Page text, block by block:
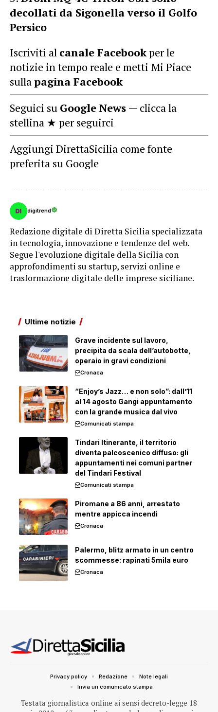
decollati da Sigonella verso il Golfo
Persico
Iscriviti al canale Facebookper le
notizie in tempo reale e metti Mi Piace
sullapagina Facebook
Seguici su Google News — clicca la
stellina ★ per seguirci
Aggiungi DirettaSicilia come fonte
preferita su Google
digitrend
Redazione digitale di Diretta Sicilia specializzata
in tecnologia, innovazione e tendenze del web.
Segue l'evoluzione digitale della Sicilia con
approfondimenti su startup, servizi online e
trasformazione digitale delle imprese siciliane.
Ultime notizie
Grave incidente sul lavoro,
precipita da scala dell’autobotte,
operaio in gravi condizioni
Cronaca
“Enjoy’s Jazz… e non solo”: dall’11
al 14 agosto Gangi appuntamento
con la grande musica dal vivo
Comunicati stampa
Tindari Itinerante, il territorio
diventa palcoscenico diffuso: gli
appuntamenti nei comuni partner
del Tindari Festival
Comunicati stampa
Piromane a 86 anni, arrestato
mentre appicca incendi
Cronaca
Palermo, blitz armato in un centro
scommesse: rapinati 5mila euro
Cronaca
Testata giornalistica online ai sensi decreto-legge 18
Privacy policy Redazione
Note legali
Invia un comunicato stampa